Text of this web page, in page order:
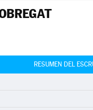
RESUMEN DEL